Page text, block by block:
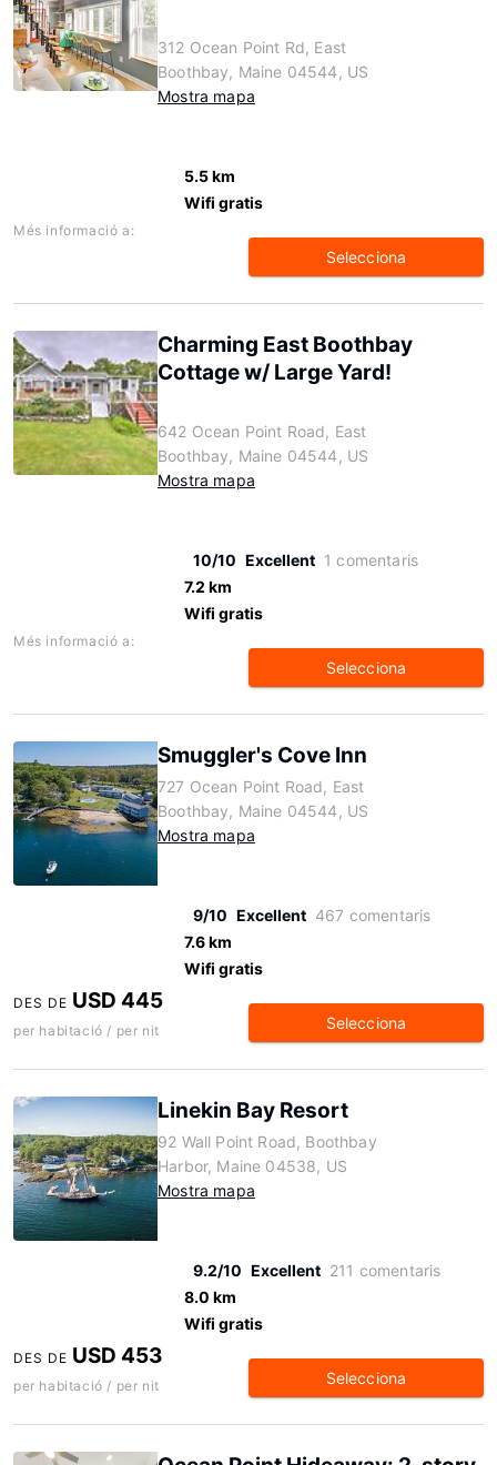
312 Ocean Point Rd, East
Boothbay, Maine 04544, US
Mostra mapa
5.5 km
Wifi gratis
Més informació a:
Selecciona
Charming East Boothbay
Cottage w/ Large Yard!
642 Ocean Point Road, East
Boothbay, Maine 04544, US
Mostra mapa
10/10 Excellent 1 comentaris
7.2 km
Wifi gratis
Més informació a:
Selecciona
Smuggler's Cove Inn
727 Ocean Point Road, East
Boothbay, Maine 04544, US
Mostra mapa
9/10 Excellent 467 comentaris
7.6 km
Wifi gratis
DES DE USD 445
per habitació / per nit Selecciona
Linekin Bay Resort
92 Wall Point Road, Boothbay
Harbor, Maine 04538, US
Mostra mapa
9.2/10 Excellent 211 comentaris
8.0 km
Wifi gratis
DES DE USD 453
per habitació / per nit Selecciona